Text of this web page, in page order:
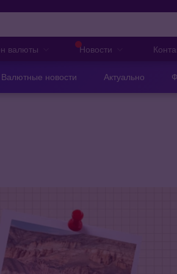
валюты Новости
Валютные новости Актуально